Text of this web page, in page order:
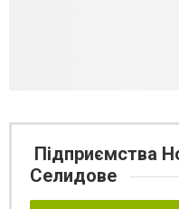
Підприємства
Селидове